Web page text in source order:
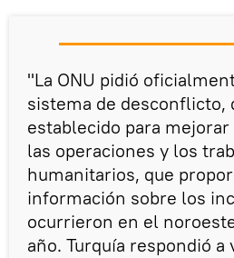
"La ONU pidió
sistema de desconflicto,
establecido para
las operaciones y los
humanitarios, que
información sobre los
ocurrieron en el
año. Turquía respondió